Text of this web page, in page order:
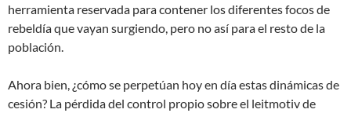
herramienta reservada para contener los diferentes focos de
rebeldía que vayan surgiendo, pero no así para el resto de la
población.
Ahora bien, ¿cómo se perpetúan hoy en día estas dinámicas de
cesión? La pérdida del control propio sobre el leitmotiv de